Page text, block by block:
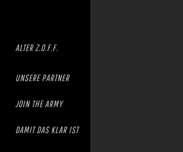
ALTER Z.O.F.F.
UNSERE PARTNER
JOIN THE ARMY
DAMIT DAS KLAR IST